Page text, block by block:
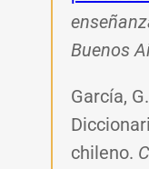
Buenos
García,
chileno.